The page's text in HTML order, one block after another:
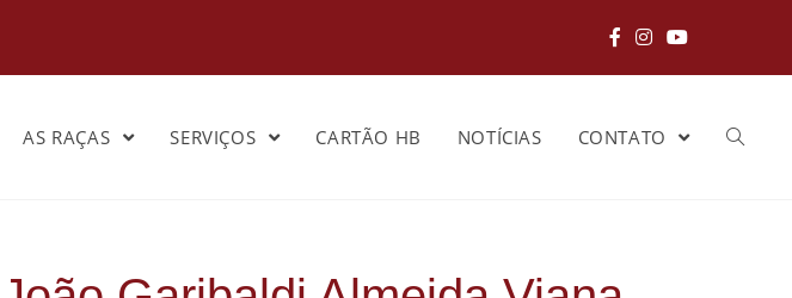
AS RAÇAS SERVIÇOS CARTÃO HB NOTÍCIAS CONTATO